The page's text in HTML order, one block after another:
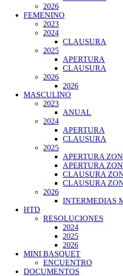
2026
FEMENINO
2023
2024
CLAUSURA
2025
APERTURA
CLAUSURA
2026
2026
MASCULINO
2023
ANUAL
2024
APERTURA
CLAUSURA
2025
APERTURA
APERTURA
CLAUSURA
CLAUSURA
2026
INTERMEDIAS
HTD
RESOLUCIONES
2024
2025
2026
MINI BASQUET
ENCUENTRO
DOCUMENTOS